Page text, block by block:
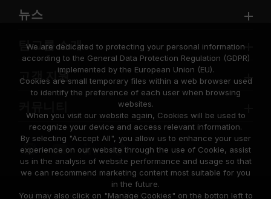
뉴스
팀그룹 소개
고객 지원
© 2026 Team Group Inc. All Rights Reserved.
We are dedicated to protecting your personal information
according to the General Data Protection Regulation (GDPR)
implemented by the European Union (EU).
Cookies are small temporary files within a web browser used
to identify the preference of each user when browsing
websites.
When you visit our website again, Cookies will be used to
recognize your device and access relevant information.
By selecting "Accept All", you allow us to enhance your user
experience on our website through the use of Cookie, assist
us in the analysis of website performance and usage so that
we can recommend marketing content most suitable for you
in the future.
You may also click on "Manage Cookies" on the botton left to